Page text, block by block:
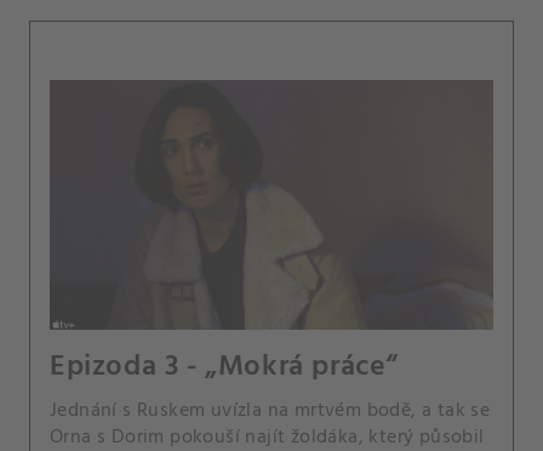
Epizoda 3 - „Mokrá práce“
Jednání s Ruskem uvízla na mrtvém bodě, a tak se
Orna s Dorim pokouší najít žoldáka, který působil